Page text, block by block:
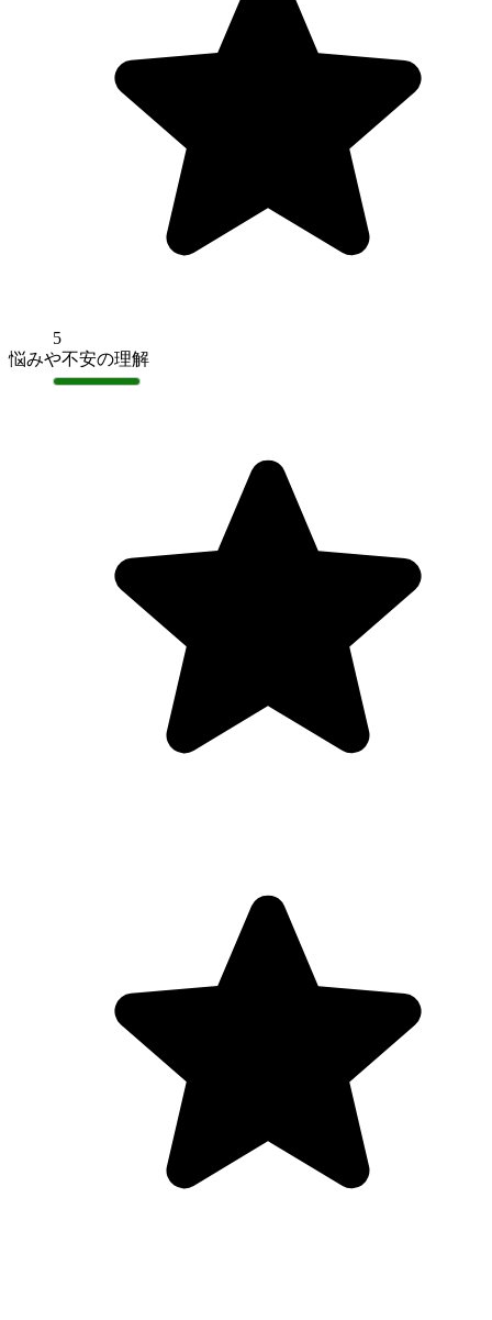
5
悩みや不安の理解